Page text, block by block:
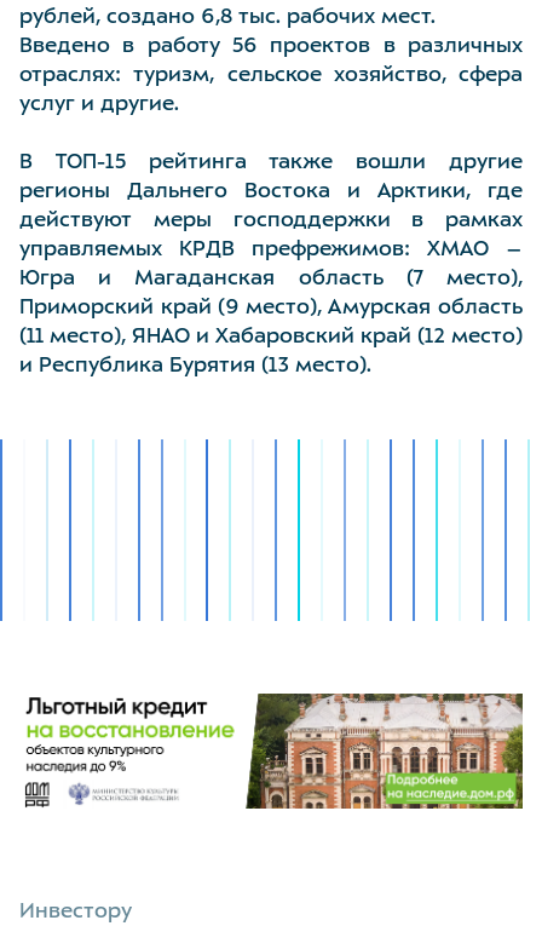
рублей, создано 6,8 тыс. рабочих мест.
Введено в работу 56 проектов в различных
отраслях: туризм, сельское хозяйство, сфера
услуг и другие.
В ТОП-15 рейтинга также вошли другие
регионы Дальнего Востока и Арктики, где
действуют меры господдержки в рамках
управляемых КРДВ префрежимов: ХМАО –
Югра и Магаданская область (7 место),
Приморский край (9 место), Амурская область
(11 место), ЯНАО и Хабаровский край (12 место)
и Республика Бурятия (13 место).
Инвестору